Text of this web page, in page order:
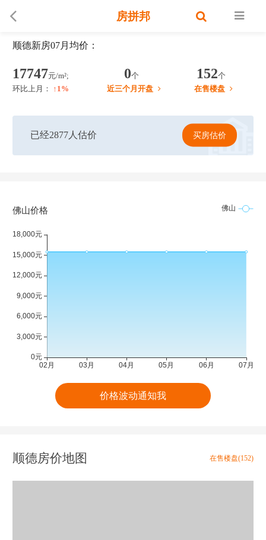
房拼邦
顺德新房07月均价：
17747元/m²;
环比上月： ↑1%
0个
近三个月开盘
152个
在售楼盘
已经2877人估价 买房估价
价格波动通知我
顺德房价地图 在售楼盘(152)